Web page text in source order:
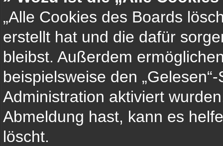
„Alle Cookies des Boards
erstellt hat und die dafür
bleibst. Außerdem
beispielsweise den
Administration aktiviert
Abmeldung hast, kann es
löscht.